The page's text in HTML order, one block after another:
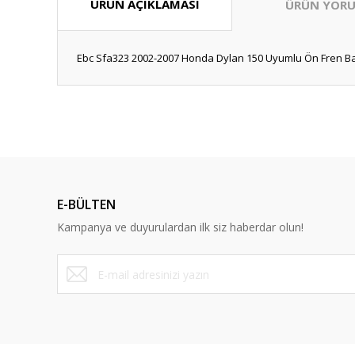
ÜRÜN AÇIKLAMASI ÜRÜN
Ebc Sfa323 2002-2007 Honda Dylan 150 Uyumlu Ön Fren
Ürün bilgilerinde hatalar bulunuyor.
Ürün fiyatı diğer sitelerden daha pahalı.
Bu ürüne benzer farklı alternatifler olmalı.
E-BÜLTEN
Kampanya ve duyurulardan ilk siz haberdar olun!